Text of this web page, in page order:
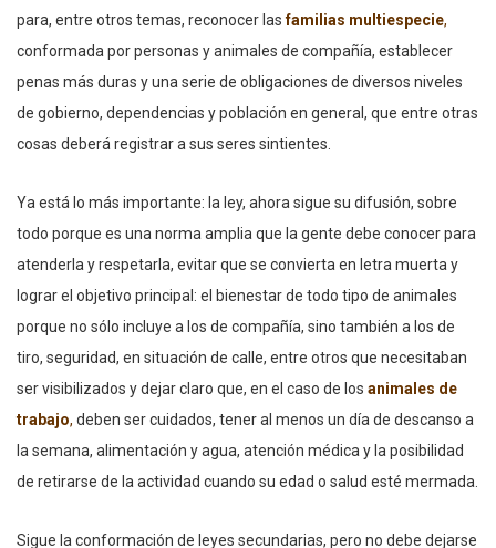
para, entre otros temas, reconocer lasfamilias multiespecie,
conformada por personas y animales de compañía, establecer
penas más duras y una serie de obligaciones de diversos niveles
de gobierno, dependencias y población en general, que entre otras
cosas deberá registrar a sus seres sintientes.
Ya está lo más importante: la ley, ahora sigue su difusión, sobre
todo porque es una norma amplia que la gente debe conocer para
atenderla y respetarla, evitar que se convierta en letra muerta y
lograr el objetivo principal: el bienestar de todo tipo de animales
porque no sólo incluye a los de compañía, sino también a los de
tiro, seguridad, en situación de calle, entre otros que necesitaban
ser visibilizados y dejar claro que, en el caso de los animales de
trabajo, deben ser cuidados, tener al menos un día de descanso a
la semana, alimentación y agua, atención médica y la posibilidad
de retirarse de la actividad cuando su edad o salud esté mermada.
Sigue la conformación de leyes secundarias, pero no debe dejarse